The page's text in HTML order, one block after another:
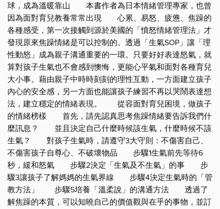
球，成為溫暖靠山 本書作者為日本情緒管理專家，也曾
因為面對育兒教養常常出現 心累、易怒、疲憊、焦躁的
各種感受，第一次接觸到源於美國的「憤怒情緒管理法」才
發現原來焦躁情緒是可以控制的。透過「生氣SOP」讓「理
性動怒」成為親子溝通重要的一環。只要好好表達怒氣，就
算對孩子生氣也不會感到懊悔，更能心平氣和面對各種育兒
大小事。藉由親子中時時刻刻的理性互動，一方面建立孩子
內心的安全感，另一方面也能讓孩子練習不再以哭鬧表達想
法，建立穩定的情緒表現。 從容面對育兒困境，做孩子
的情緒榜樣 首先，請先認真思考焦躁情緒要告訴我們什
麼訊息？ 並且決定自己什麼時候該生氣，什麼時候不該
生氣？ 對孩子生氣時，請遵守3大守則：不傷害自己、
不傷害孩子自尊心、不破壞物品 步驟1生氣前先等待6
秒，緩和怒氣 步驟2決定「生氣及不生氣」的事 步
驟3讓孩子了解媽媽的生氣界線 步驟4決定生氣時的「管
教方法」 步驟5培養「溫柔說」的溝通方法 透過了
解焦躁的本質，可以知曉自己的價值觀與在乎的事物，並訂